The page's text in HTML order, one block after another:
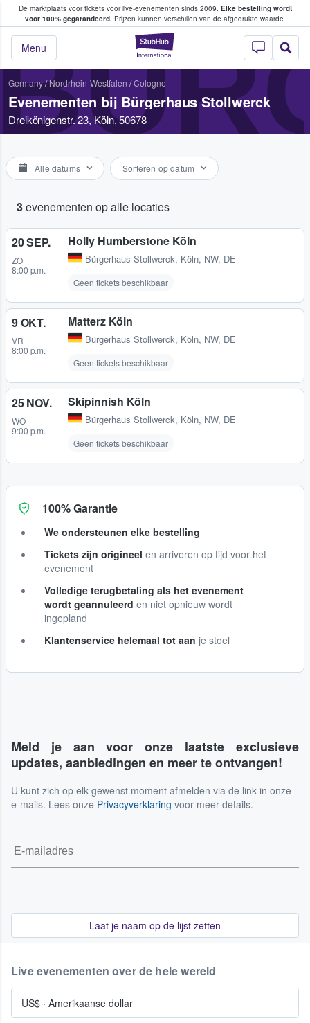
De marktplaats voor tickets voor live-evenementen sinds 2009. Elke bestelling wordt
voor 100% gegarandeerd.Prijzen kunnen verschillen van de afgedrukte waarde.
StubHub: waar
Menu
tickets kopen en verkopen
Germany/Nordrhein-Westfalen /Cologne
Evenementen bij Bürgerhaus Stollwerck
Dreikönigenstr. 23, Köln, 50678
Alle datums Sorteren op datum
3evenementen op alle locaties
20 SEP.
ZO
8:00 p.m.
Holly Humberstone Köln
Bürgerhaus Stollwerck, Köln, NW, DE
Geen tickets beschikbaar
9 OKT.
VR
8:00 p.m.
Matterz Köln
Bürgerhaus Stollwerck, Köln, NW, DE
Geen tickets beschikbaar
25 NOV.
WO
9:00 p.m.
Skipinnish Köln
Bürgerhaus Stollwerck, Köln, NW, DE
Geen tickets beschikbaar
100% Garantie
We ondersteunen elke bestelling
Tickets zijn origineel en arriveren op tijd voor het
evenement
Volledige terugbetaling als het evenement
wordt geannuleerd en niet opnieuw wordt
ingepland
Klantenservice helemaal tot aan je stoel
Meld je aan voor onze laatste exclusieve
updates, aanbiedingen en meer te ontvangen!
U kunt zich op elk gewenst moment afmelden via de link in onze
e-mails. Lees onze Privacyverklaring voor meer details.
Laat je naam op de lijst zetten
Live evenementen over de hele wereld
US$ · Amerikaanse dollar